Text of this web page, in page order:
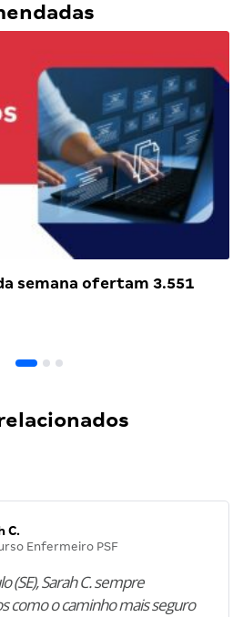
semana ofertam 3.551
C.
Enfermeiro PSF
(SE), Sarah C. sempre
como o caminho mais seguro